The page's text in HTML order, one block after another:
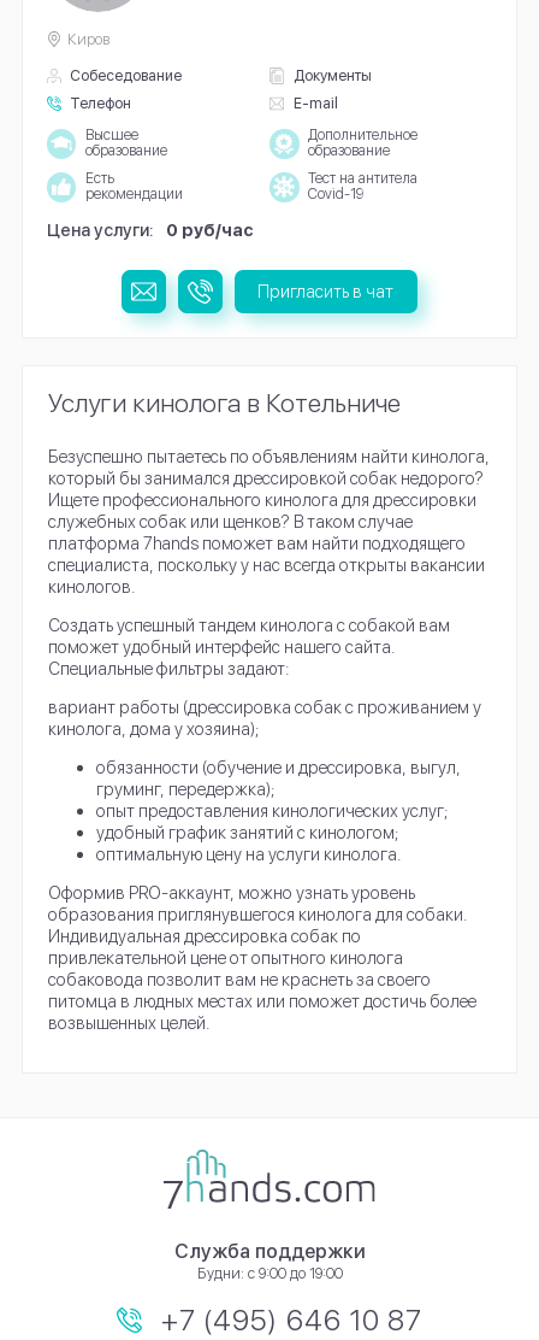
Собеседование
Документы
Телефон
E-mail
Киров
Высшее
образование
Дополнительное
образование
Есть
рекомендации
Тест на антитела
Covid-19
Цена услуги: 0 руб/час
Пригласить в чат
Услуги кинолога в Котельниче
Безуспешно пытаетесь по объявлениям найти кинолога,
который бы занимался дрессировкой собак недорого?
Ищете профессионального кинолога для дрессировки
служебных собак или щенков? В таком случае
платформа 7hands поможет вам найти подходящего
специалиста, поскольку у нас всегда открыты вакансии
кинологов.
Создать успешный тандем кинолога с собакой вам
поможет удобный интерфейс нашего сайта.
Специальные фильтры задают:
вариант работы (дрессировка собак с проживанием у
кинолога, дома у хозяина);
обязанности (обучение и дрессировка, выгул,
груминг, передержка);
опыт предоставления кинологических услуг;
удобный график занятий с кинологом;
оптимальную цену на услуги кинолога.
Оформив PRO-аккаунт, можно узнать уровень
образования приглянувшегося кинолога для собаки.
Индивидуальная дрессировка собак по
привлекательной цене от опытного кинолога
собаковода позволит вам не краснеть за своего
питомца в людных местах или поможет достичь более
возвышенных целей.
Служба поддержки
Будни: с 9:00 до 19:00
+7 (495) 646 10 87